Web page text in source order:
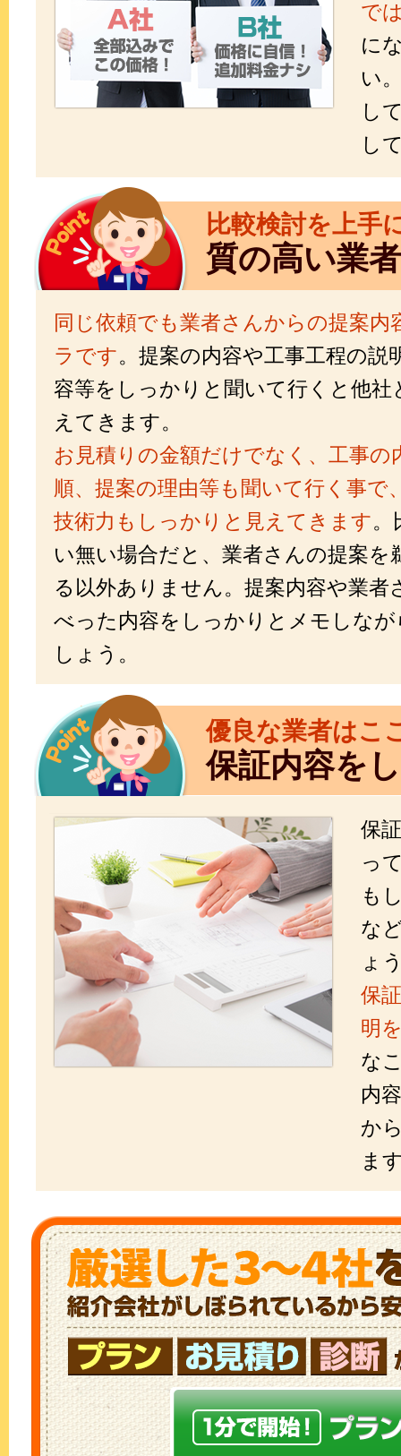
で
に
い
し
し
比較検討を上手
質の高い業
同じ依頼でも業者さんからの提案内
ラです。提案の内容や工事工程の説
容等をしっかりと聞いて行くと他社
えてきます。
お見積りの金額だけでなく、工事の
順、提案の理由等も聞いて行く事で
技術力もしっかりと見えてきます。
い無い場合だと、業者さんの提案を
る以外ありません。提案内容や業者
べった内容をしっかりとメモしなが
しょう。
優良な業者はこ
保証内容を
保
っ
も
な
ょ
保
明
な
内
か
ま